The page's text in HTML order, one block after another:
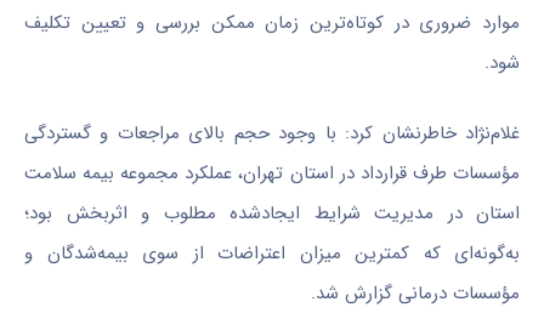
موارد ضروری در کوتاه‌ترین زمان ممکن بررسی و تعیین تکلیف
شود.
غلام‌نژاد خاطرنشان کرد: با وجود حجم بالای مراجعات و گستردگی
مؤسسات طرف قرارداد در استان تهران، عملکرد مجموعه بیمه سلامت
استان در مدیریت شرایط ایجادشده مطلوب و اثربخش بود؛
به‌گونه‌ای که کمترین میزان اعتراضات از سوی بیمه‌شدگان و
مؤسسات درمانی گزارش شد.